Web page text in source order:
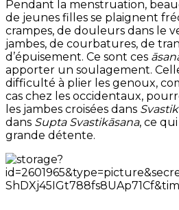
Pendant la menstruation,
de jeunes filles se plaignent
crampes, de douleurs dans le
jambes, de courbatures, de
d’épuisement. Ce sont ces
apporter un soulagement.
difficulté à plier les genoux,
cas chez les occidentaux,
les jambes croisées dans
dans Supta Svastikāsana, ce
grande détente.